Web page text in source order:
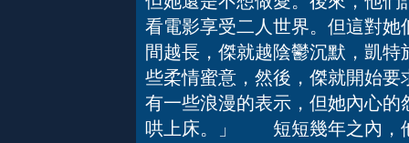
看電影享受二人世界。但這對
間越長，傑就越陰鬱沉默，凱
些柔情蜜意，然後，傑就開始
有一些浪漫的表示，但她內心
哄上床。」 短短幾年之內，